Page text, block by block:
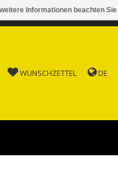
AB FR. 150.00
WUNSCHZETTEL DE
Informationen beachten